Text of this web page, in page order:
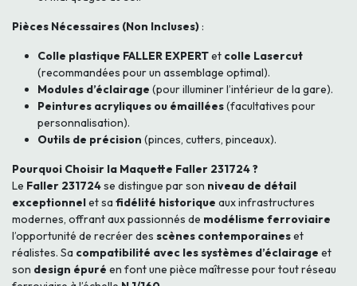
Pièces Nécessaires (Non Incluses) :
Colle plastique FALLER EXPERTet colle Lasercut
(recommandées pour un assemblage optimal).
Modules d’éclairage (pour illuminer l’intérieur de la gare).
Peintures acryliques ou émaillées(facultatives pour
personnalisation).
Outils de précision (pinces, cutters, pinceaux).
Pourquoi Choisir la Maquette Faller 231724 ?
Le Faller 231724se distingue par son niveau de détail
exceptionnelet sa fidélité historique aux infrastructures
modernes, offrant aux passionnés de modélisme ferroviaire
l’opportunité de recréer des scènes contemporaineset
réalistes. Sa compatibilité avec les systèmes d’éclairage et
son design épuré en font une pièce maîtresse pour tout réseau